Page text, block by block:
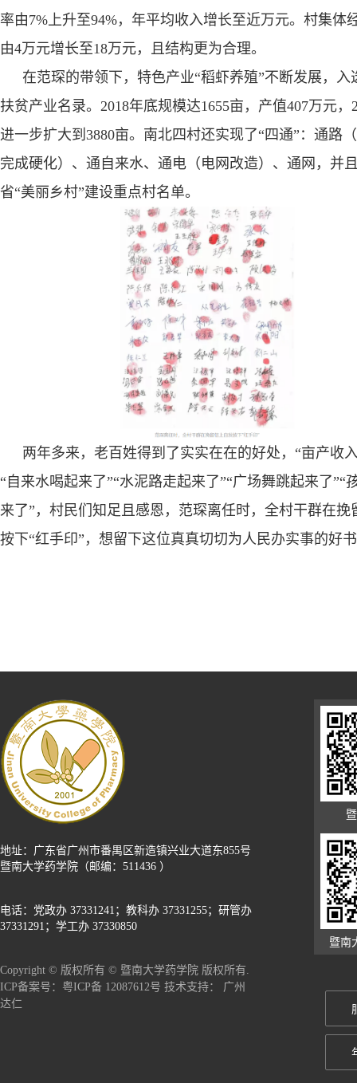
率由7%上升至94%，年平均收入增长至近万元。村集体
由4万元增长至18万元，且结构更为合理。
在范琛的带领下，特色产业“稻虾养殖”不断发展，入
扶贫产业名录。 2018年底规模达1655亩，产值407万元，
进一步扩大到 3880亩。南北四村还实现了“四通”：通路
完成硬化）、通自来水、通电（电网改造）、通网，并
省“美丽乡村”建设重点村名单。
两年多来，老百姓得到了实实在在的好处，“亩产收
“自来水喝起来了”“水泥路走起来了”“广场舞跳起来了”“
来了”，村民们知足且感恩，范琛离任时，全村干群在挽
按下“红手印”，想留下这位真真切切为人民办实事的好
地址：广东省广州市番禺区新造镇兴业大道东855号
暨南大学药学院（邮编：511436 ）
电话：党政办 37331241；教科办 37331255；研管办
37331291；学工办 37330850
Copyright © 版权所有 © 暨南大学药学院 版权所有.
ICP备案号：粤ICP备 12087612号 技术支持： 广州
达仁
暨南